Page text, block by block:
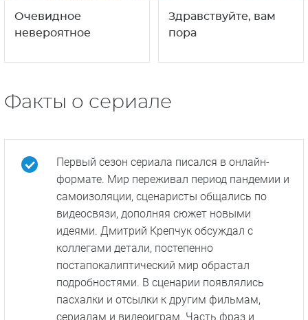
Очевидное
невероятное
Здравствуйте, вам
пора
Факты о сериале
Первый сезон сериала писался в онлайн-
формате. Мир переживал период пандемии и
самоизоляции, сценаристы общались по
видеосвязи, дополняя сюжет новыми
идеями. Дмитрий Крепчук обсуждал с
коллегами детали, постепенно
постапокалиптический мир обрастал
подробностями. В сценарии появлялись
пасхалки и отсылки к другим фильмам,
сериалам и видеоиграм. Часть фраз и